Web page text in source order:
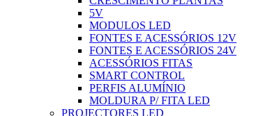
5V
MODULOS LED
FONTES E ACESSÓRIOS 12V
FONTES E ACESSÓRIOS 24V
ACESSÓRIOS FITAS
SMART CONTROL
PERFIS ALUMÍNIO
MOLDURA P/ FITA LED
PROJECTORES LED